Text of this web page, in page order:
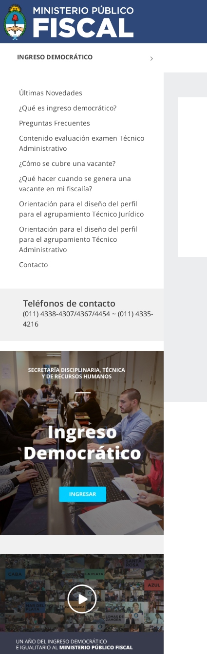
INGRESO DEMOCRÁTICO
Últimas Novedades
¿Qué es ingreso democrático?
Preguntas Frecuentes
Contenido evaluación examen Técnico
Administrativo
¿Cómo se cubre una vacante?
¿Qué hacer cuando se genera una
vacante en mi fiscalía?
Orientación para el diseño del perfil
para el agrupamiento Técnico Jurídico
Orientación para el diseño del perfil
para el agrupamiento Técnico
Administrativo
Contacto
Teléfonos de contacto
(011) 4338-4307/4367/4454 ~ (011) 4335-
4216